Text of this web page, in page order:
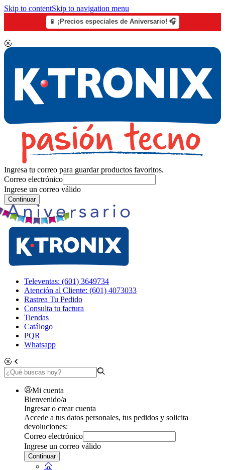
Skip to contentSkip to navigation menu
📱 ¡Precios especiales de Aniversario! 🎧
Ingresa tu correo para guardar productos favoritos.
Correo electrónico
Ingrese un correo válido
Continuar
Televentas: (601) 3649734
Atención al Cliente: (601) 4073033
Rastrea Tu Pedido
Consulta tu factura
Tiendas
Catálogo
PQR
Whatsapp
Mi cuenta
Bienvenido/a
Ingresar o crear cuenta
Accede a tus datos personales, tus pedidos y solicita
devoluciones:
Correo electrónico
Ingrese un correo válido
Continuar